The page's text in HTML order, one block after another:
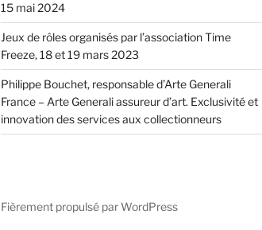
15 mai 2024
Jeux de rôles organisés par l’association Time
Freeze, 18 et 19 mars 2023
Philippe Bouchet, responsable d’Arte Generali
France – Arte Generali assureur d’art. Exclusivité et
innovation des services aux collectionneurs
Fièrement propulsé par WordPress